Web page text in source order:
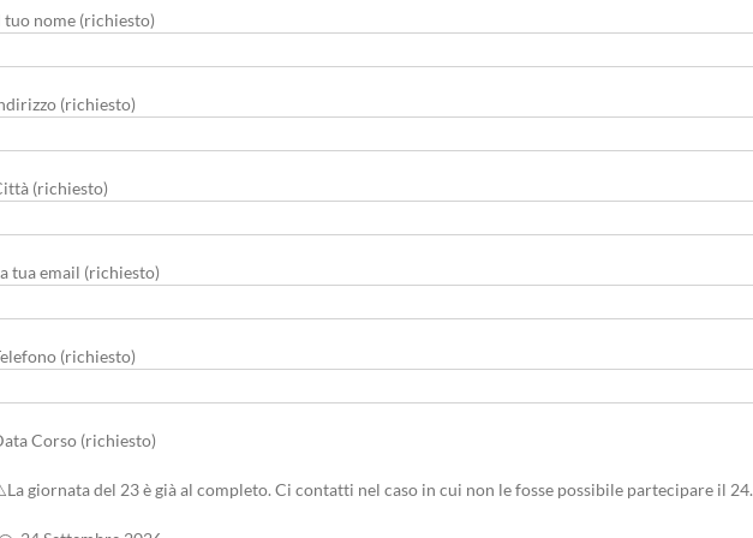
tuo nome (richiesto)
(richiesto)
(richiesto)
tua email (richiesto)
(richiesto)
Corso (richiesto)
giornata del 23 è già al completo. Ci contatti nel caso in cui non le fosse possibile partecipare il 24.